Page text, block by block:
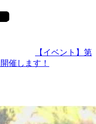
【イベント】第
催します！